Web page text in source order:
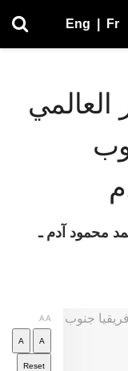
Eng |
آدم ـ
A
A
Reset